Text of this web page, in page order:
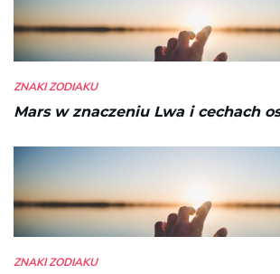
ZNAKI ZODIAKU
Mars w znaczeniu Lwa i cechach
ZNAKI ZODIAKU